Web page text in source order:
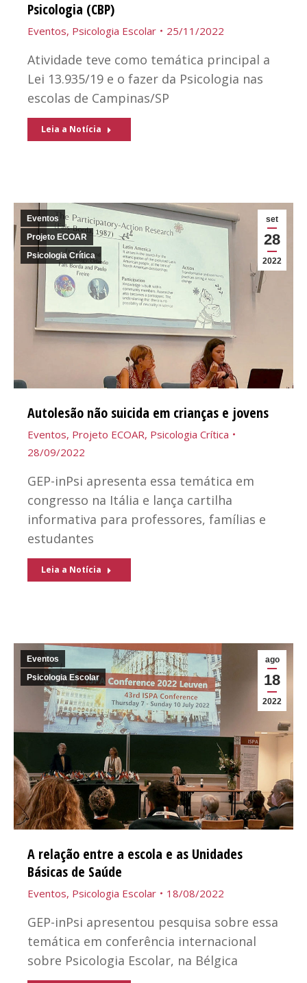
Psicologia (CBP)
Eventos, Psicologia Escolar 25/11/2022
Atividade teve como temática principal a
Lei 13.935/19 e o fazer da Psicologia nas
escolas de Campinas/SP
Leia a Notícia
set
28
2022
Eventos
Projeto ECOAR
Psicologia Crítica
Autolesão não suicida em crianças e jovens
Eventos, Projeto ECOAR, Psicologia Crítica
28/09/2022
GEP-inPsi apresenta essa temática em
congresso na Itália e lança cartilha
informativa para professores, famílias e
estudantes
Leia a Notícia
ago
18
2022
Eventos
Psicologia Escolar
A relação entre a escola e as Unidades
Básicas de Saúde
Eventos, Psicologia Escolar 18/08/2022
GEP-inPsi apresentou pesquisa sobre essa
temática em conferência internacional
sobre Psicologia Escolar, na Bélgica